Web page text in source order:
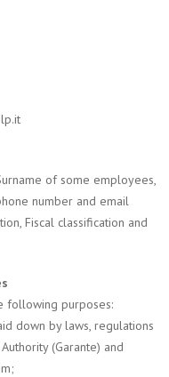
of some employees,
number and email
Fiscal classification and
following purposes:
down by laws, regulations
(Garante) and